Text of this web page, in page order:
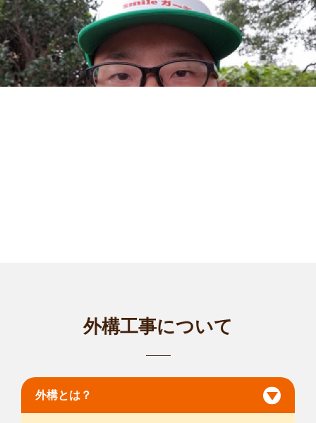
千葉木更津店 店長の淺谷（あさたに）です。 私はお客様のご
長柄町/長生郡長南町/夷隅郡大多喜町/安房郡鋸南町/
外構工事について
外構とは？